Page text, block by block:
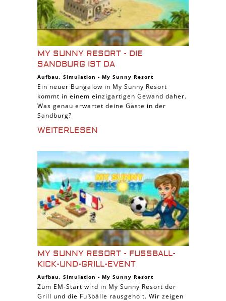
MY SUNNY RESORT - DIE
SANDBURG IST DA
Aufbau, Simulation - My Sunny Resort
Ein neuer Bungalow in My Sunny Resort
kommt in einem einzigartigen Gewand daher.
Was genau erwartet deine Gäste in der
Sandburg?
WEITERLESEN
MY SUNNY RESORT - FUSSBALL-K
ICK-UND-GRILL-EVENT
Aufbau, Simulation - My Sunny Resort
Zum EM-Start wird in My Sunny Resort der
Grill und die Fußbälle rausgeholt. Wir zeigen